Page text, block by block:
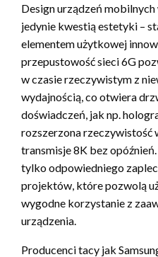
Design urządzeń
jedynie kwestią estetyki –
elementem użytkowej
przepustowość sieci 6G
w czasie rzeczywistym z
wydajnością, co otwiera
doświadczeń, jak np.
rozszerzona rzeczywistość
transmisje 8K bez
tylko odpowiedniego
projektów, które pozwolą
wygodne korzystanie z
urządzenia.
Producenci tacy jak